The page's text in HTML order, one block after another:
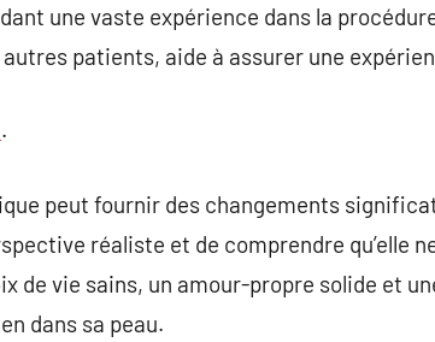
une vaste expérience dans la
patients, aide à assurer une
.
peut fournir des changements
réaliste et de comprendre qu’elle
de vie sains, un amour-propre solide et
dans sa peau.